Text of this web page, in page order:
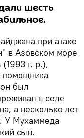
шесть
при атаке
в Азовском море
г. р.),
помощника
был
в селе
а несколько лет
У Мухаммеда
сын.